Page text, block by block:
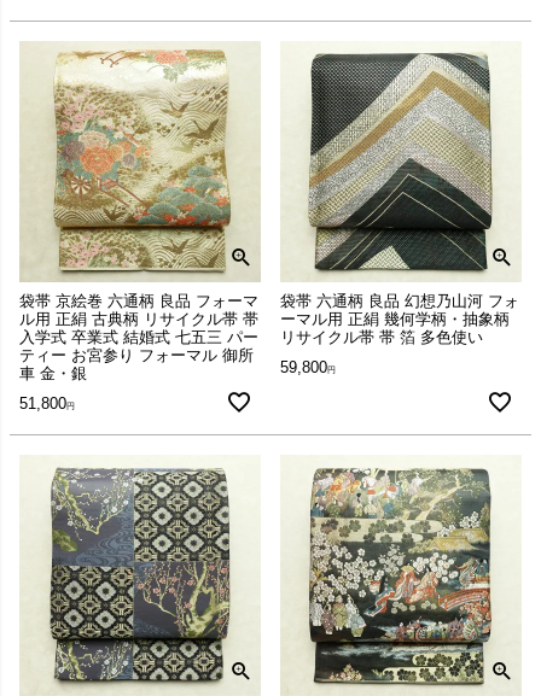
袋帯 京絵巻 六通柄 良品 フォーマ
ル用 正絹 古典柄 リサイクル帯 帯
入学式 卒業式 結婚式 七五三 パー
ティー お宮参り フォーマル 御所
車 金・銀
51,800
袋帯 六通柄 良品 幻想乃山河 フォ
ーマル用 正絹 幾何学柄・抽象柄
リサイクル帯 帯 箔 多色使い
59,800